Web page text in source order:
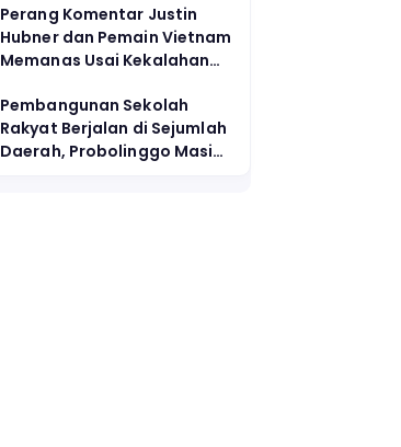
Perang Komentar Justin
Hubner dan Pemain Vietnam
Memanas Usai Kekalahan
Pembangunan Sekolah
Rakyat Berjalan di Sejumlah
Daerah, Probolinggo Masih